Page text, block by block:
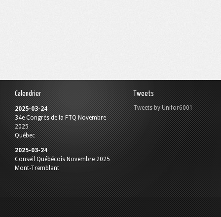
Calendrier
2025-03-24
34e Congrès de la FTQ Novembre
2025
Québec
2025-03-24
Conseil Québécois Novembre 2025
Mont-Tremblant
Tweets
Tweets by Unifor6001